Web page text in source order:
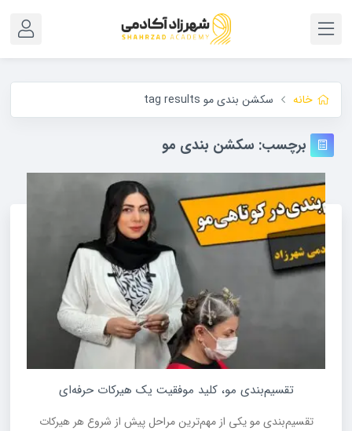
خانه سکشن بندی مو tag results
برچسب: سکشن بندی مو
تقسیم‌بندی مو، کلید موفقیت یک هیرکات حرفه‌ای
تقسیم‌بندی مو یکی از مهم‌ترین مراحل پیش از شروع هر هیرکات